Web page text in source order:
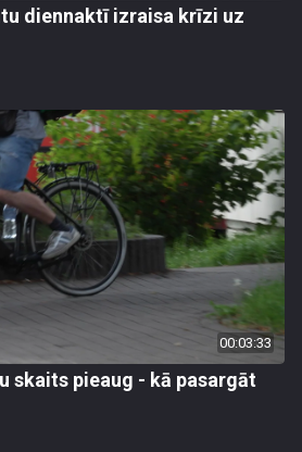
diennaktī izraisa krīzi uz
00:03:33
skaits pieaug - kā pasargāt